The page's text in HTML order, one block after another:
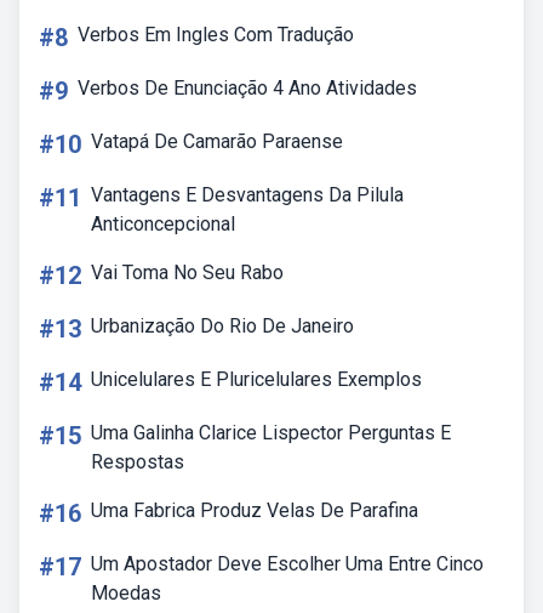
#8 Verbos Em Ingles Com Tradução
#9 Verbos De Enunciação 4 Ano Atividades
#10 Vatapá De Camarão Paraense
#11 Vantagens E Desvantagens Da Pilula
Anticoncepcional
#12 Vai Toma No Seu Rabo
#13 Urbanização Do Rio De Janeiro
#14 Unicelulares E Pluricelulares Exemplos
#15 Uma Galinha Clarice Lispector Perguntas E
Respostas
#16 Uma Fabrica Produz Velas De Parafina
#17 Um Apostador Deve Escolher Uma Entre Cinco
Moedas